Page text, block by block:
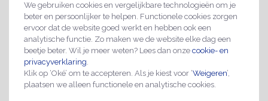
We gebruiken cookies en vergelijkbare technologieën om je
beter en persoonlijker te helpen. Functionele cookies zorgen
ervoor dat de website goed werkt en hebben ook een
analytische functie. Zo maken we de website elke dag een
beetje beter. Wil je meer weten? Lees dan onze cookie- en
privacyverklaring.
Klik op ‘Oké’ om te accepteren. Als je kiest voor ‘Weigeren’,
plaatsen we alleen functionele en analytische cookies.
€14,95
OP VOORRAAD 2-4 werkdagen
TOEVOEGEN AAN WINKELWAGEN